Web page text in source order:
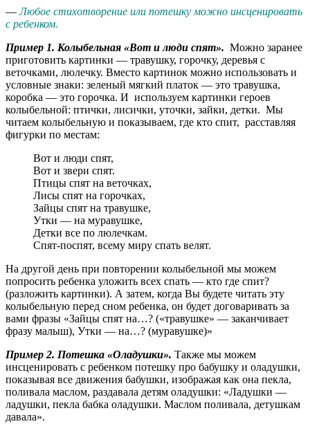
—Любое стихотворение или потешку можно инсценировать
с ребенком.
Пример 1. Колыбельная «Вот и люди спят». Можно заранее
приготовить картинки — травушку, горочку, деревья с
веточками, люлечку. Вместо картинок можно использовать и
условные знаки: зеленый мягкий платок — это травушка,
коробка — это горочка. И используем картинки героев
колыбельной: птички, лисички, уточки, зайки, детки. Мы
читаем колыбельную и показываем, где кто спит, расставляя
фигурки по местам:
Вот и люди спят,
Вот и звери спят.
Птицы спят на веточках,
Лисы спят на горочках,
Зайцы спят на травушке,
Утки — на муравушке,
Детки все по люлечкам.
Спят-поспят, всему миру спать велят.
На другой день при повторении колыбельной мы можем
попросить ребенка уложить всех спать — кто где спит?
(разложить картинки). А затем, когда Вы будете читать эту
колыбельную перед сном ребенка, он будет договаривать за
вами фразы «Зайцы спят на…? («травушке» — заканчивает
фразу малыш), Утки — на…? (муравушке)»
Пример 2. Потешка «Оладушки». Также мы можем
инсценировать с ребенком потешку про бабушку и оладушки,
показывая все движения бабушки, изображая как она пекла,
поливала маслом, раздавала детям оладушки: «Ладушки —
ладушки, пекла бабка оладушки. Маслом поливала, детушкам
давала».